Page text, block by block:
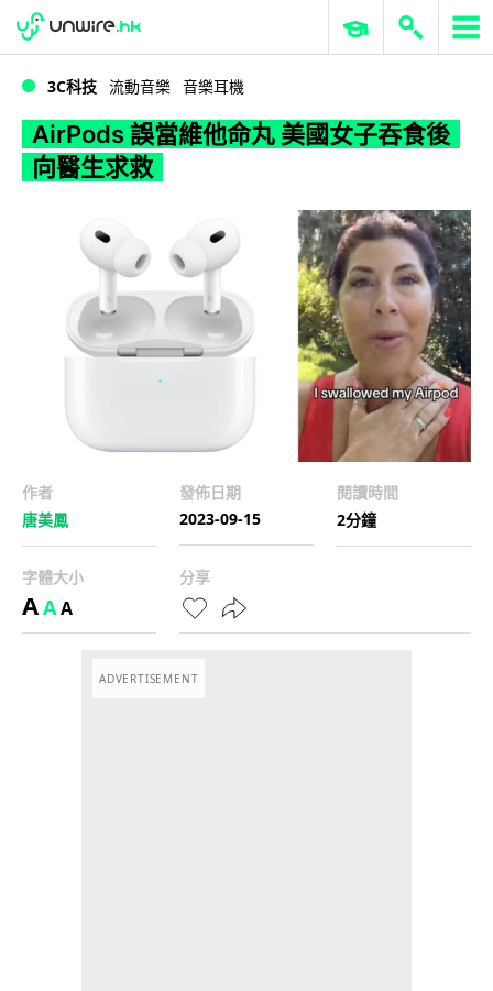
WWDC 2026 ERP 與商業 AI
3C科技 流動音樂 音樂耳機
AirPods 誤當維他命丸 美國女子吞食後
向醫生求救
作者
唐美鳳
發佈日期
2023-09-15
閱讀時間
2分鐘
字體大小
AAA
分享
ADVERTISEMENT